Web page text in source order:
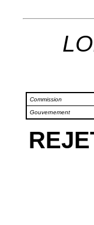
Commission
Gouvernement